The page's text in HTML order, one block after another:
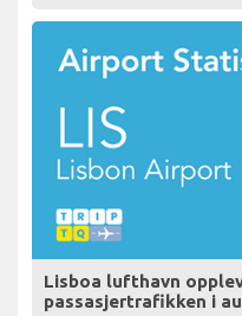
Lisboa lufthavn
passasjertrafikken i